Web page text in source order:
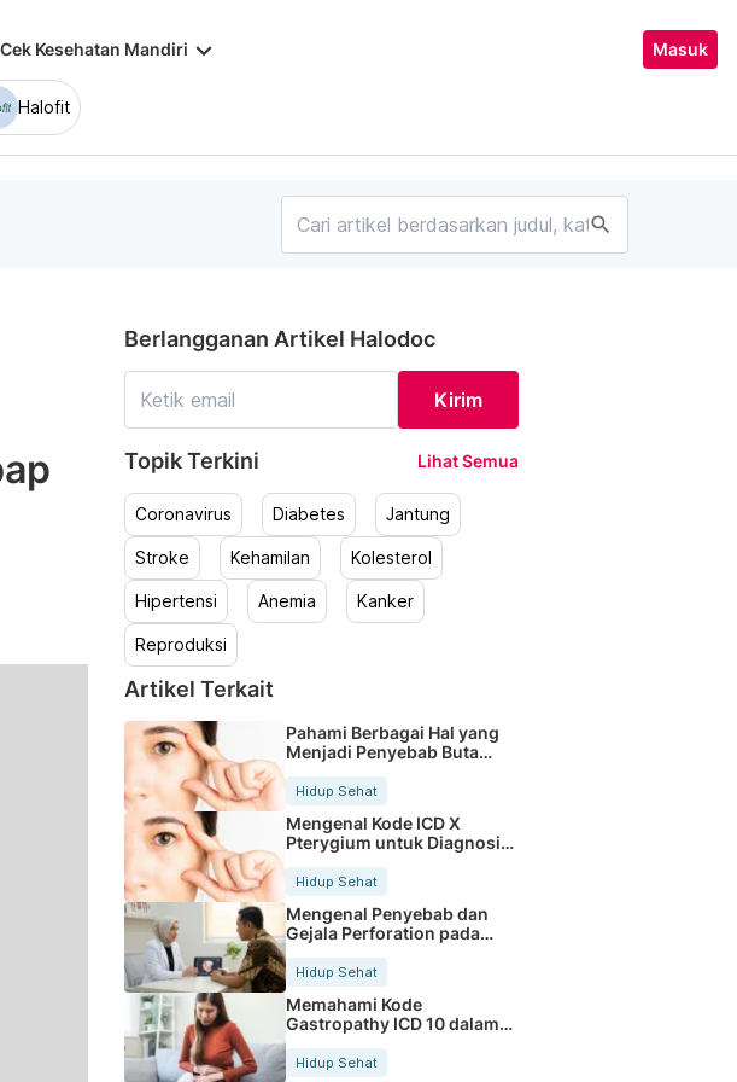
Cek Kesehatan Mandiri keyboard_arrow_down Masuk
Halofit
search
Berlangganan Artikel Halodoc
Kirim
Topik Terkini Lihat Semua
Coronavirus Diabetes Jantung
Stroke Kehamilan Kolesterol
Hipertensi Anemia Kanker
Reproduksi
Artikel Terkait
Pahami Berbagai Hal yang
Menjadi Penyebab Buta
Hidup Sehat
Mengenal Kode ICD X
Pterygium untuk Diagnosis
Hidup Sehat
Mengenal Penyebab dan
Gejala Perforation pada
Tubuh
Hidup Sehat
Memahami Kode
Gastropathy ICD 10 dalam
Rekam Medis Pasien
Hidup Sehat